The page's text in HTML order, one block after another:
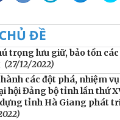
ĐỀ
trọng lưu giữ, bảo tồn
(27/12/2022)
các đột phá, nhiệm
hội Đảng bộ tỉnh lần thứ
tỉnh Hà Giang phát